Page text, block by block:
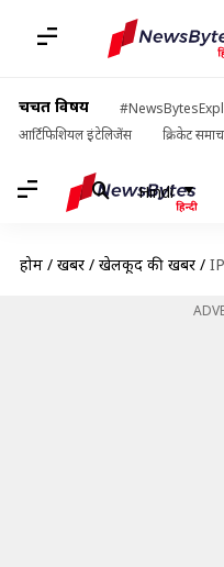
चर्चित विषय
आर्टिफिशियल इंटेलिजेंस
क्रिकेट
Hindi
होम / खबरें / खेलकूद की खबरें /